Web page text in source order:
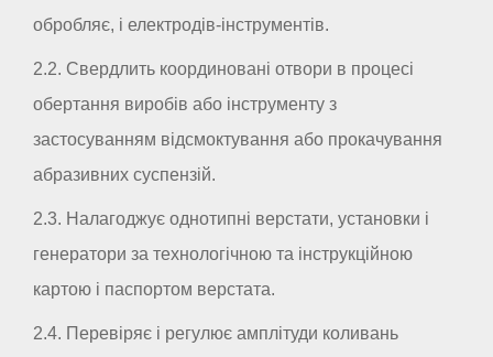
обробляє, і електродів-інструментів.
2.2. Свердлить координовані отвори в процесі
обертання виробів або інструменту з
застосуванням відсмоктування або прокачування
абразивних суспензій.
2.3. Налагоджує однотипні верстати, установки і
генератори за технологічною та інструкційною
картою і паспортом верстата.
2.4. Перевіряє і регулює амплітуди коливань